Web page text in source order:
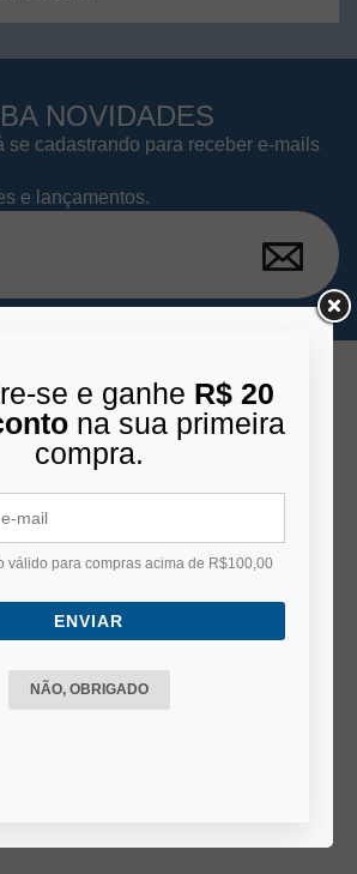
NOVIDADES
se cadastrando para receber e-mails
e lançamentos.
INSTITUCIONAL
Duvidas Frequentes
Termos e Políticas
DÚVIDAS FREQUENTES
Status do Pedido
Prazo de entrega
se e ganhe R$ 20
na sua primeira
compra.
válido para compras acima de R$100,00
ENVIAR
NÃO, OBRIGADO